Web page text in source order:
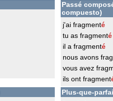
Passé
compuesto)
j'ai fragmenté
tu as fragmenté
il a fragmenté
nous avons
vous avez
ils ont fragment
Plus-que-